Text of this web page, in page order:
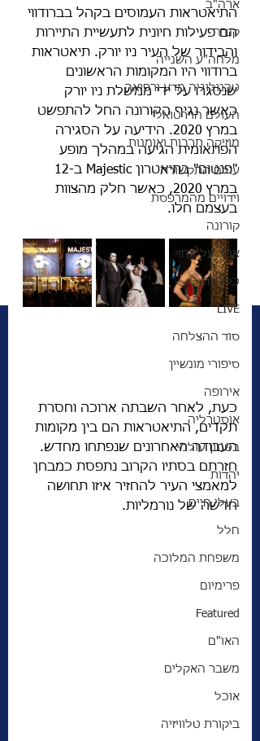
ארה"ב
קנדה
מלחה"ע השנייה
טכנולוגיה מדע ורפואה
העולם הוירטואלי
מוזיקה תרבות ואומנות
עולם התקשורת
וידויים מהמרפסת
קורונה
אחד על אחד
כלכלה
LIVE
סוד ההצלחה
סיפורי מונשיין
אירופה
אוסטרליה
בטחון עולמי
יהדות
בעלי חיים
חלל
משפחת המלוכה
פרימיום
Featured
האו"ם
משבר האקלים
אוכל
ביקורת טלוויזיה
התיאטראות העמוסים בקהל בברודווי
הם פעילות חיונית לתעשיית התיירות
והבידור של העיר ניו יורק. תיאטראות
ברודווי היו המקומות הראשונים
שנסגרו על ידי ממשלת ניו יורק
כאשר נגיף הקורונה החל להתפשט
במרץ 2020. הידיעה על הסגירה
הפתאומית הגיעה במהלך מופע
במרץ 2020, כאשר חלק מהצוות
בעצמם חלו.
כעת, לאחר השבתה ארוכה וחסרת
תקדים, התיאטראות הם בין מקומות
העבודה האחרונים שנפתחו מחדש.
חזרתם בסתיו הקרוב נתפסת כמבחן
למאמצי העיר להחזיר איזו תחושה
חדשה של נורמליות.